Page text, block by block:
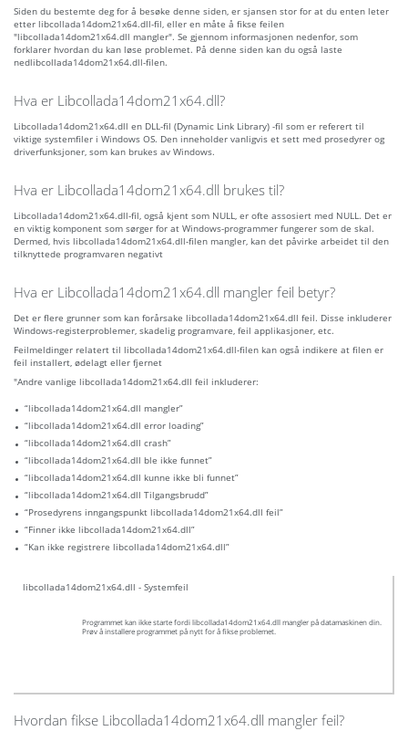
Siden du bestemte deg for å besøke denne siden, er sjansen stor for at du enten leter
etter libcollada14dom21x64.dll-fil, eller en måte å fikse feilen
"libcollada14dom21x64.dll mangler". Se gjennom informasjonen nedenfor, som
forklarer hvordan du kan løse problemet. På denne siden kan du også laste
nedlibcollada14dom21x64.dll-filen.
Hva er Libcollada14dom21x64.dll?
Libcollada14dom21x64.dll en DLL-fil (Dynamic Link Library) -fil som er referert til
viktige systemfiler i Windows OS. Den inneholder vanligvis et sett med prosedyrer og
driverfunksjoner, som kan brukes av Windows.
Hva er Libcollada14dom21x64.dll brukes til?
Libcollada14dom21x64.dll-fil, også kjent som NULL, er ofte assosiert med NULL. Det er
en viktig komponent som sørger for at Windows-programmer fungerer som de skal.
Dermed, hvis libcollada14dom21x64.dll-filen mangler, kan det påvirke arbeidet til den
tilknyttede programvaren negativt
Hva er Libcollada14dom21x64.dll mangler feil betyr?
Det er flere grunner som kan forårsake libcollada14dom21x64.dll feil. Disse inkluderer
Windows-registerproblemer, skadelig programvare, feil applikasjoner, etc.
Feilmeldinger relatert til libcollada14dom21x64.dll-filen kan også indikere at filen er
feil installert, ødelagt eller fjernet
"Andre vanlige libcollada14dom21x64.dll feil inkluderer:
“libcollada14dom21x64.dll mangler”
“libcollada14dom21x64.dll error loading”
“libcollada14dom21x64.dll crash”
“libcollada14dom21x64.dll ble ikke funnet”
“libcollada14dom21x64.dll kunne ikke bli funnet”
“libcollada14dom21x64.dll Tilgangsbrudd”
“Prosedyrens inngangspunkt libcollada14dom21x64.dll feil”
“Finner ikke libcollada14dom21x64.dll”
“Kan ikke registrere libcollada14dom21x64.dll”
libcollada14dom21x64.dll - Systemfeil
Programmet kan ikke starte fordi libcollada14dom21x64.dll mangler på datamaskinen din.
Prøv å installere programmet på nytt for å fikse problemet.
Hvordan fikse Libcollada14dom21x64.dll mangler feil?